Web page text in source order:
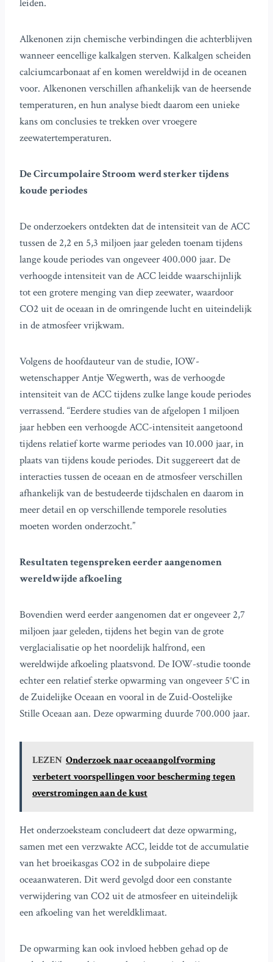
leiden.
Alkenonen zijn chemische verbindingen die achterblijven
wanneer eencellige kalkalgen sterven. Kalkalgen scheiden
calciumcarbonaat af en komen wereldwijd in de oceanen
voor. Alkenonen verschillen afhankelijk van de heersende
temperaturen, en hun analyse biedt daarom een unieke
kans om conclusies te trekken over vroegere
zeewatertemperaturen.
De Circumpolaire Stroom werd sterker tijdens
koude periodes
De onderzoekers ontdekten dat de intensiteit van de ACC
tussen de 2,2 en 5,3 miljoen jaar geleden toenam tijdens
lange koude periodes van ongeveer 400.000 jaar. De
verhoogde intensiteit van de ACC leidde waarschijnlijk
tot een grotere menging van diep zeewater, waardoor
CO2 uit de oceaan in de omringende lucht en uiteindelijk
in de atmosfeer vrijkwam.
Volgens de hoofdauteur van de studie, IOW-
wetenschapper Antje Wegwerth, was de verhoogde
intensiteit van de ACC tijdens zulke lange koude periodes
verrassend. “Eerdere studies van de afgelopen 1 miljoen
jaar hebben een verhoogde ACC-intensiteit aangetoond
tijdens relatief korte warme periodes van 10.000 jaar, in
plaats van tijdens koude periodes. Dit suggereert dat de
interacties tussen de oceaan en de atmosfeer verschillen
afhankelijk van de bestudeerde tijdschalen en daarom in
meer detail en op verschillende temporele resoluties
moeten worden onderzocht.”
Resultaten tegenspreken eerder aangenomen
wereldwijde afkoeling
Bovendien werd eerder aangenomen dat er ongeveer 2,7
miljoen jaar geleden, tijdens het begin van de grote
verglacialisatie op het noordelijk halfrond, een
wereldwijde afkoeling plaatsvond. De IOW-studie toonde
echter een relatief sterke opwarming van ongeveer 5°C in
de Zuidelijke Oceaan en vooral in de Zuid-Oostelijke
Stille Oceaan aan. Deze opwarming duurde 700.000 jaar.
LEZEN Onderzoek naar oceaangolfvorming
verbetert voorspellingen voor bescherming tegen
overstromingen aan de kust
Het onderzoeksteam concludeert dat deze opwarming,
samen met een verzwakte ACC, leidde tot de accumulatie
van het broeikasgas CO2 in de subpolaire diepe
oceaanwateren. Dit werd gevolgd door een constante
verwijdering van CO2 uit de atmosfeer en uiteindelijk
een afkoeling van het wereldklimaat.
De opwarming kan ook invloed hebben gehad op de